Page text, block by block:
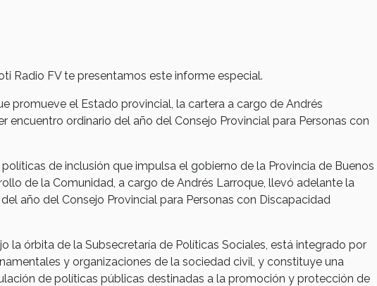
Radio FV te presentamos este informe especial.
promueve el Estado provincial, la cartera a cargo de Andrés
encuentro ordinario del año del Consejo Provincial para Personas con
de inclusión que impulsa el gobierno de la Provincia de Buenos
de la Comunidad, a cargo de Andrés Larroque, llevó adelante la
año del Consejo Provincial para Personas con Discapacidad
la órbita de la Subsecretaría de Políticas Sociales, está integrado por
y organizaciones de la sociedad civil, y constituye una
de políticas públicas destinadas a la promoción y protección de